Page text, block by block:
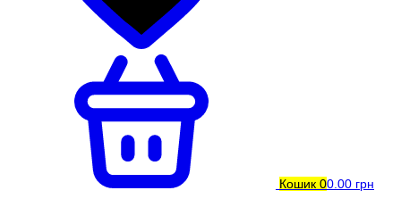
Кошик 00.00 грн